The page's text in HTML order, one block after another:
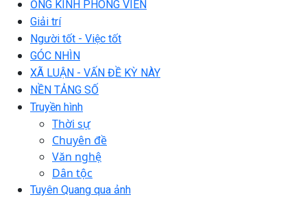
ỐNG KÍNH PHÓNG VIÊN
Giải trí
Người tốt - Việc tốt
GÓC NHÌN
XÃ LUẬN - VẤN ĐỀ KỲ NÀY
NỀN TẢNG SỐ
Truyền hình
Thời sự
Chuyên đề
Văn nghệ
Dân tộc
Tuyên Quang qua ảnh